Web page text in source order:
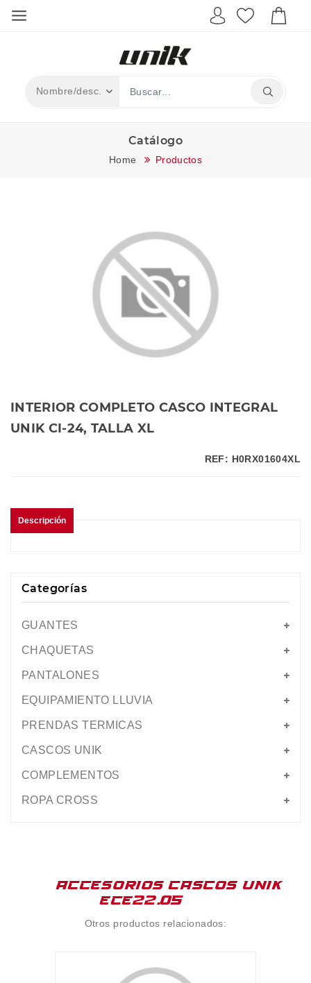
Catálogo
Home Productos
INTERIOR COMPLETO CASCO INTEGRAL
UNIK CI-24, TALLA XL
REF: H0RX01604XL
Descripción
Categorías
GUANTES
CHAQUETAS
PANTALONES
EQUIPAMIENTO LLUVIA
PRENDAS TERMICAS
CASCOS UNIK
COMPLEMENTOS
ROPA CROSS
ACCESORIOS CASCOS UNIK
ECE22.05
Otros productos relacionados: